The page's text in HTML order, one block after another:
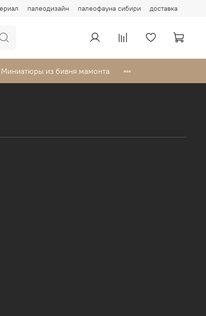
палеодизайн палеофауна сибири доставка
Миниатюры из бивня мамонта